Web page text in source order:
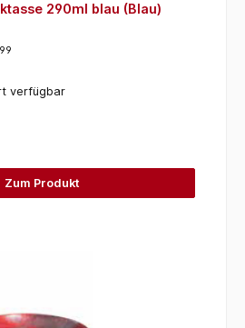
290ml blau (Blau)
verfügbar
Zum Produkt